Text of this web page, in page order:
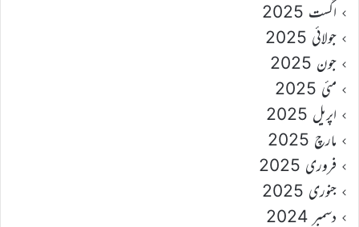
اگست 2025
جولائی 2025
جون 2025
مئی 2025
اپریل 2025
مارچ 2025
فروری 2025
جنوری 2025
دسمبر 2024